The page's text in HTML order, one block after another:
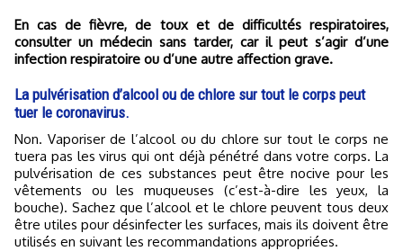
En cas de fièvre, de toux et de difficultés respiratoires,
consulter un médecin sans tarder, car il peut s’agir d’une
infection respiratoire ou d’une autre affection grave.
La pulvérisation d’alcool ou de chlore sur tout le corps peut
tuer le coronavirus.
Non. Vaporiser de l’alcool ou du chlore sur tout le corps ne
tuera pas les virus qui ont déjà pénétré dans votre corps. La
pulvérisation de ces substances peut être nocive pour les
vêtements ou les muqueuses (c’est-à-dire les yeux, la
bouche). Sachez que l’alcool et le chlore peuvent tous deux
être utiles pour désinfecter les surfaces, mais ils doivent être
utilisés en suivant les recommandations appropriées.